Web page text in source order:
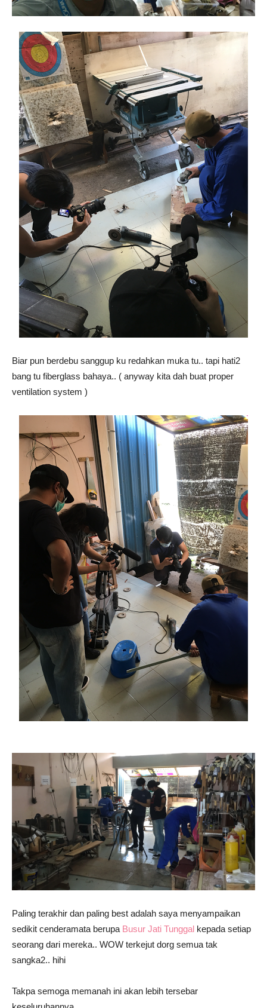
Biar pun berdebu sanggup ku redahkan muka tu.. tapi hati2
bang tu fiberglass bahaya.. ( anyway kita dah buat proper
ventilation system )
Paling terakhir dan paling best adalah saya menyampaikan
sedikit cenderamata berupa Busur Jati Tunggal kepada setiap
seorang dari mereka.. WOW terkejut dorg semua tak
sangka2.. hihi
Takpa semoga memanah ini akan lebih tersebar